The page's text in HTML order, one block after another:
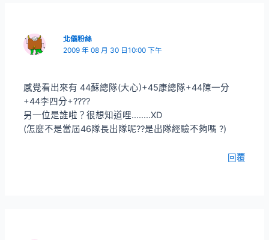
北儀粉絲
2009 年 08 月 30 日10:00 下午
感覺看出來有 44蘇總隊(大心)+45康總隊+44陳一分
+44李四分+????
另一位是誰啦？很想知道哩……..XD
(怎麼不是當屆46隊長出隊呢??是出隊經驗不夠嗎 ?)
回覆